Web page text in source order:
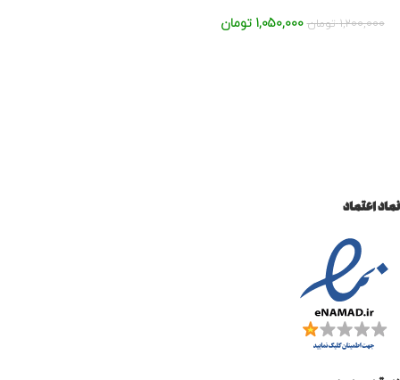
1,200,000 تومان 1,050,000 تومان
نماد اعتماد